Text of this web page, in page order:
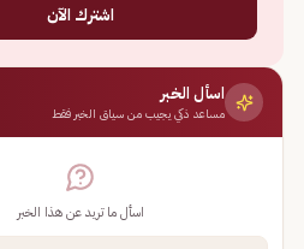
اشترك الآن
اسأل الخبر
مساعد ذكي يجيب من سياق الخبر فقط
اسأل ما تريد عن هذا الخبر